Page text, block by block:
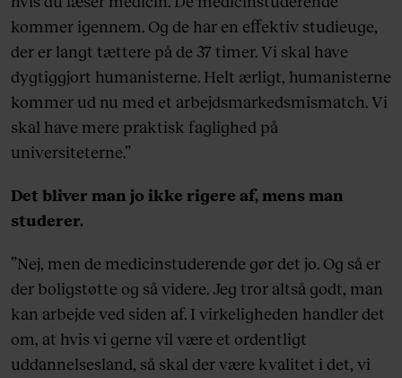
kommer igennem. Og de har en effektiv studieuge,
der er langt tættere på de 37 timer. Vi skal have
dygtiggjort humanisterne. Helt ærligt, humanisterne
kommer ud nu med et arbejdsmarkedsmismatch. Vi
skal have mere praktisk faglighed på
universiteterne.”
Det bliver man jo ikke rigere af, mens man
studerer.
”Nej, men de medicinstuderende gør det jo. Og så er
der boligstøtte og så videre. Jeg tror altså godt, man
kan arbejde ved siden af. I virkeligheden handler det
om, at hvis vi gerne vil være et ordentligt
uddannelsesland, så skal der være kvalitet i det, vi